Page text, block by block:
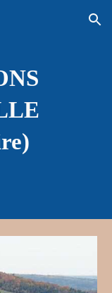
Skip to navigation